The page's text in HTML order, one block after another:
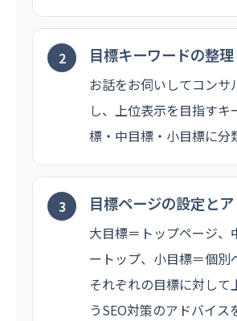
目標キーワードの整理
お話をお伺いしてコンサ
し、上位表示を目指すキ
標・中目標・小目標に分
目標ページの設定と
大目標＝トップページ、
ートップ、小目標＝個別
それぞれの目標に対して
うSEO対策のアドバイス